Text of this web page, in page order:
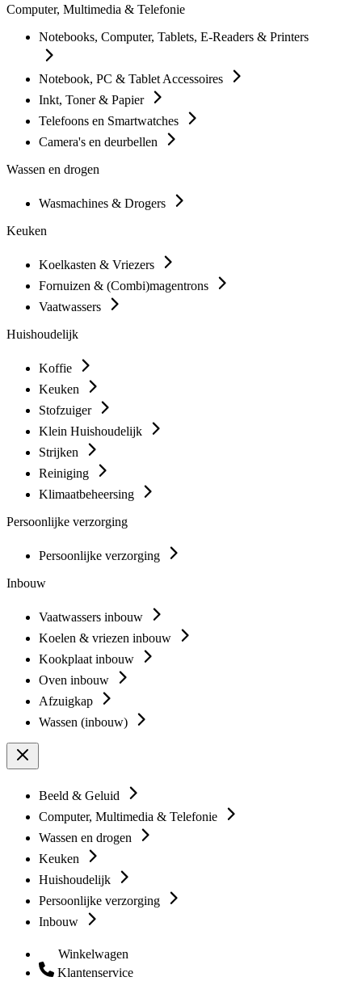
Computer, Multimedia & Telefonie
Notebooks, Computer, Tablets, E-Readers & Printers
Notebook, PC & Tablet Accessoires
Inkt, Toner & Papier
Telefoons en Smartwatches
Camera's en deurbellen
Wassen en drogen
Wasmachines & Drogers
Keuken
Koelkasten & Vriezers
Fornuizen & (Combi)magentrons
Vaatwassers
Huishoudelijk
Koffie
Keuken
Stofzuiger
Klein Huishoudelijk
Strijken
Reiniging
Klimaatbeheersing
Persoonlijke verzorging
Persoonlijke verzorging
Inbouw
Vaatwassers inbouw
Koelen & vriezen inbouw
Kookplaat inbouw
Oven inbouw
Afzuigkap
Wassen (inbouw)
Beeld & Geluid
Computer, Multimedia & Telefonie
Wassen en drogen
Keuken
Huishoudelijk
Persoonlijke verzorging
Inbouw
Winkelwagen
Klantenservice